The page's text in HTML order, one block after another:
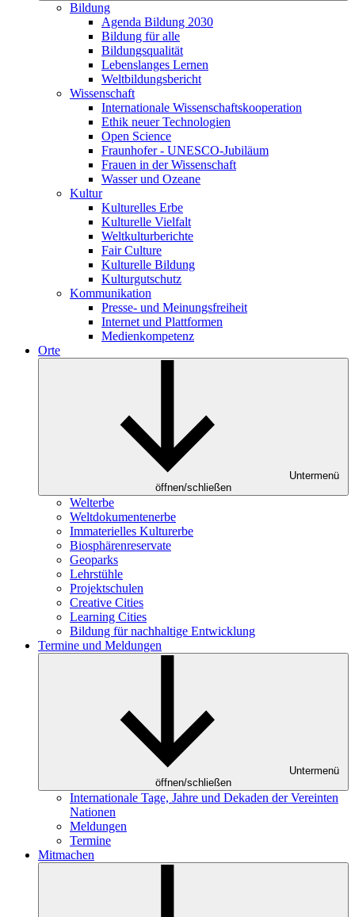
Bildung
Agenda Bildung 2030
Bildung für alle
Bildungsqualität
Lebenslanges Lernen
Weltbildungsbericht
Wissenschaft
Internationale Wissenschaftskooperation
Ethik neuer Technologien
Open Science
Fraunhofer - UNESCO-Jubiläum
Frauen in der Wissenschaft
Wasser und Ozeane
Kultur
Kulturelles Erbe
Kulturelle Vielfalt
Weltkulturberichte
Fair Culture
Kulturelle Bildung
Kulturgutschutz
Kommunikation
Presse- und Meinungsfreiheit
Internet und Plattformen
Medienkompetenz
Orte
Untermenü
öffnen/schließen
Welterbe
Weltdokumentenerbe
Immaterielles Kulturerbe
Biosphärenreservate
Geoparks
Lehrstühle
Projektschulen
Creative Cities
Learning Cities
Bildung für nachhaltige Entwicklung
Termine und Meldungen
Untermenü
öffnen/schließen
Internationale Tage, Jahre und Dekaden der Vereinten
Nationen
Meldungen
Termine
Mitmachen